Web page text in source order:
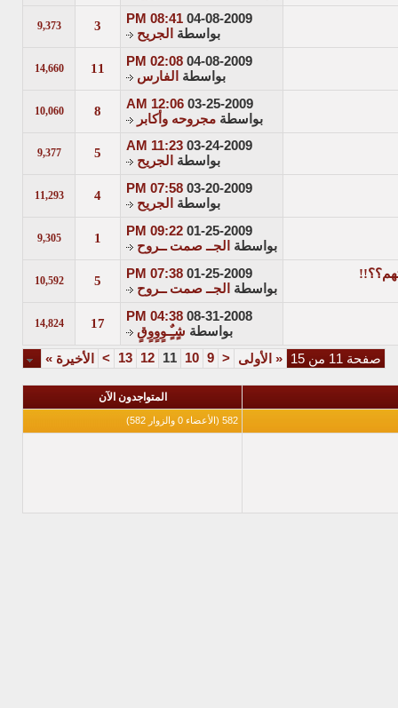
04-08-2009
08:41 PM
بواسطة
الجريح
3
9,373
04-08-2009
02:08 PM
بواسطة
الفارس
11
14,660
03-25-2009
12:06 AM
بواسطة مجروحه وأكابر
8
10,060
03-24-2009
11:23 AM
بواسطة
الجريح
5
9,377
03-20-2009
07:58 PM
بواسطة
الجريح
4
11,293
01-25-2009
09:22 PM
بواسطة
الجــ صمت ــروح
1
9,305
01-25-2009
07:38 PM
بواسطة
الجــ صمت ــروح
5
10,592
08-31-2008
04:38 PM
بواسطة شٍـٌٍـوٍوٍوٍقٍ
17
14,824
صفحة 11 من 15 « الأولى <
9
10
11
12
13
> الأخيرة »
المتواجدون الآن
582 (الأعضاء 0 والزوار 582)